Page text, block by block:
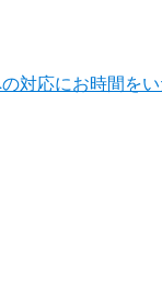
対応にお時間を